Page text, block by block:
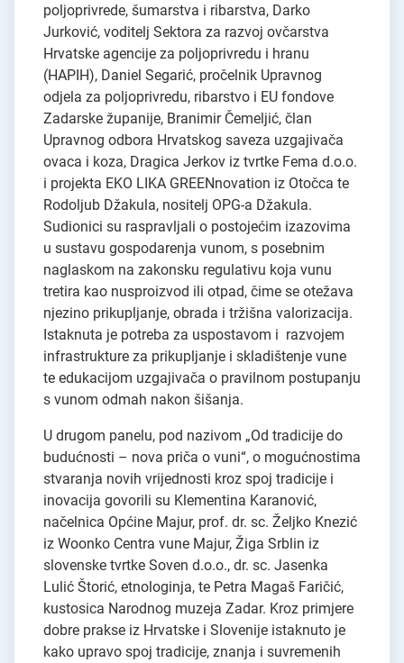
poljoprivrede, šumarstva i ribarstva, Darko
Jurković, voditelj Sektora za razvoj ovčarstva
Hrvatske agencije za poljoprivredu i hranu
(HAPIH), Daniel Segarić, pročelnik Upravnog
odjela za poljoprivredu, ribarstvo i EU fondove
Zadarske županije, Branimir Čemeljić, član
Upravnog odbora Hrvatskog saveza uzgajivača
ovaca i koza, Dragica Jerkov iz tvrtke Fema d.o.o.
i projekta EKO LIKA GREENnovation iz Otočca te
Rodoljub Džakula, nositelj OPG-a Džakula.
Sudionici su raspravljali o postojećim izazovima
u sustavu gospodarenja vunom, s posebnim
naglaskom na zakonsku regulativu koja vunu
tretira kao nusproizvod ili otpad, čime se otežava
njezino prikupljanje, obrada i tržišna valorizacija.
Istaknuta je potreba za uspostavom i razvojem
infrastrukture za prikupljanje i skladištenje vune
te edukacijom uzgajivača o pravilnom postupanju
s vunom odmah nakon šišanja.
U drugom panelu, pod nazivom „Od tradicije do
budućnosti – nova priča o vuni“, o mogućnostima
stvaranja novih vrijednosti kroz spoj tradicije i
inovacija govorili su Klementina Karanović,
načelnica Općine Majur, prof. dr. sc. Željko Knezić
iz Woonko Centra vune Majur, Žiga Srblin iz
slovenske tvrtke Soven d.o.o., dr. sc. Jasenka
Lulić Štorić, etnologinja, te Petra Magaš Faričić,
kustosica Narodnog muzeja Zadar. Kroz primjere
dobre prakse iz Hrvatske i Slovenije istaknuto je
kako upravo spoj tradicije, znanja i suvremenih